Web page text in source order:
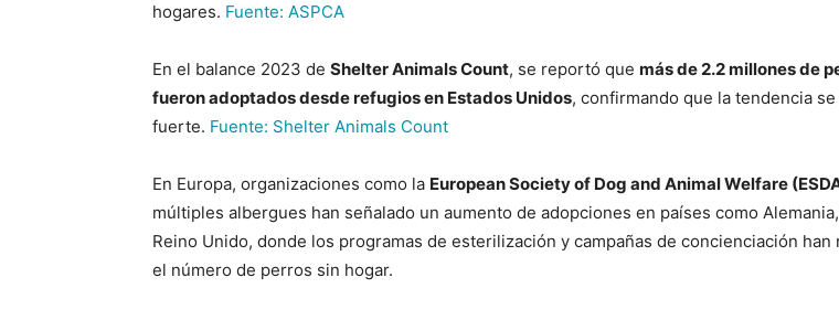
hogares. Fuente: ASPCA
En el balance 2023 de Shelter Animals Count, se reportó que más de 2.2 millones de
fueron adoptados desde refugios en Estados Unidos, confirmando que la tendencia
fuerte. Fuente: Shelter Animals Count
En Europa, organizaciones como la European Society of Dog and Animal Welfare
múltiples albergues han señalado un aumento de adopciones en países como
Reino Unido, donde los programas de esterilización y campañas de concienciación han
el número de perros sin hogar.